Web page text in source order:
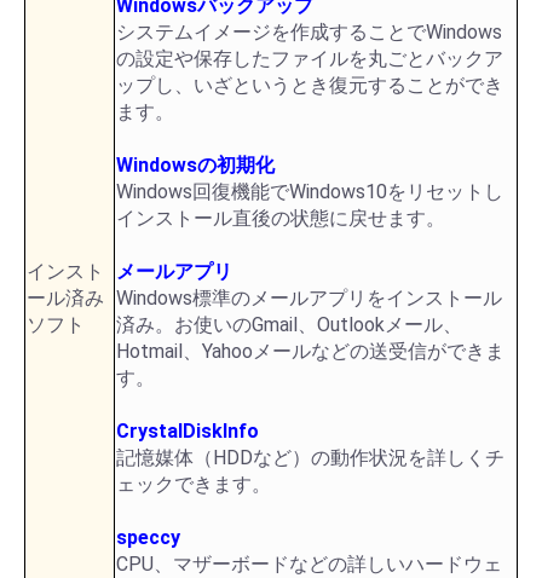
インスト
ール済み
ソフト
Windowsバックアップ
システムイメージを作成することでWindows
の設定や保存したファイルを丸ごとバックア
ップし、いざというとき復元することができ
ます。
Windowsの初期化
Windows回復機能でWindows10をリセットし
インストール直後の状態に戻せます。
メールアプリ
Windows標準のメールアプリをインストール
済み。お使いのGmail、Outlookメール、
Hotmail、Yahooメールなどの送受信ができま
す。
CrystalDiskInfo
記憶媒体（HDDなど）の動作状況を詳しくチ
ェックできます。
speccy
CPU、マザーボードなどの詳しいハードウェ